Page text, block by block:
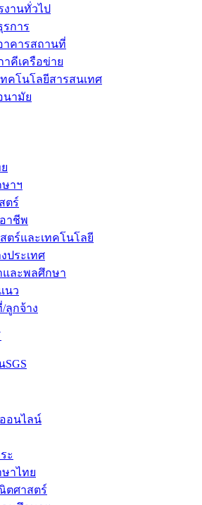
านทั่วไป
รการ
าคารสถานที่
าคีเครือข่าย
ทคโนโลยีสารสนเทศ
นามัย
าฯ
ตร์
าชีพ
ตร์และเทคโนโลยี
ประเทศ
ละพลศึกษา
นว
ลูกจ้าง
SGS
อนไลน์
ะ
าไทย
ตศาสตร์